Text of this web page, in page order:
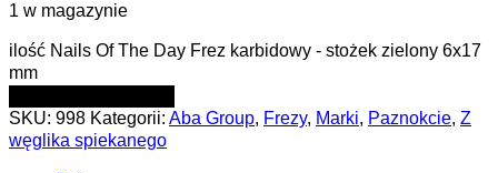
1 w magazynie
ilość Nails Of The Day Frez karbidowy - stożek zielony 6x17
mm
SKU: 998 Kategorii: Aba Group, Frezy, Marki, Paznokcie, Z
węglika spiekanego